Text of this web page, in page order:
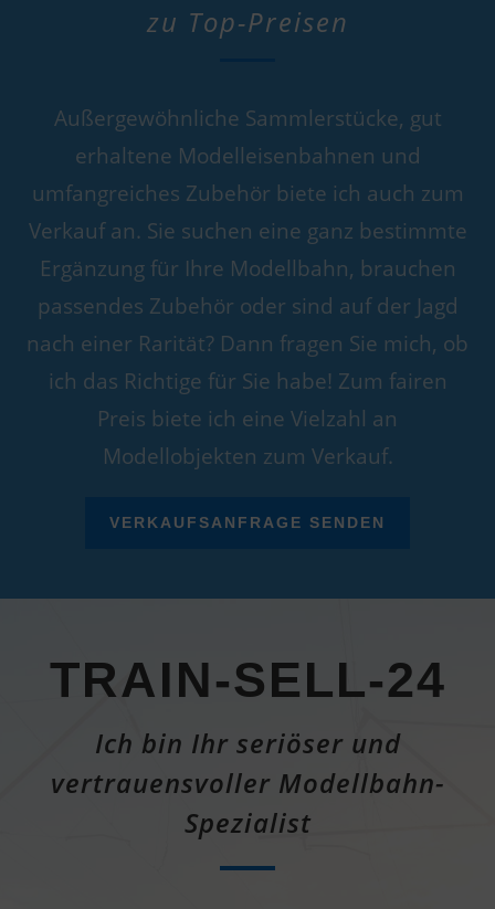
zu Top-Preisen
Außergewöhnliche Sammlerstücke, gut
erhaltene Modelleisenbahnen und
umfangreiches Zubehör biete ich auch zum
Verkauf an. Sie suchen eine ganz bestimmte
Ergänzung für Ihre Modellbahn, brauchen
passendes Zubehör oder sind auf der Jagd
nach einer Rarität? Dann fragen Sie mich, ob
ich das Richtige für Sie habe! Zum fairen
Preis biete ich eine Vielzahl an
Modellobjekten zum Verkauf.
VERKAUFSANFRAGE SENDEN
TRAIN-SELL-24
Ich bin Ihr seriöser und
vertrauensvoller Modellbahn-
Spezialist